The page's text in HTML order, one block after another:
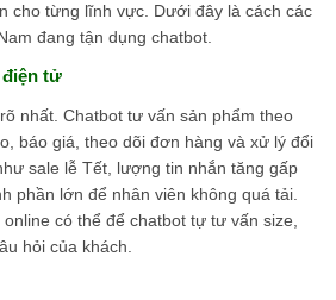
cho từng lĩnh vực. Dưới đây là cách các
đang tận dụng chatbot.
điện tử
nhất. Chatbot tư vấn sản phẩm theo
báo giá, theo dõi đơn hàng và xử lý đổi
sale lễ Tết, lượng tin nhắn tăng gấp
phần lớn để nhân viên không quá tải.
có thể để chatbot tự tư vấn size,
hỏi của khách.